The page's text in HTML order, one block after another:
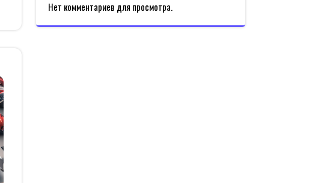
Нет комментариев для просмотра.